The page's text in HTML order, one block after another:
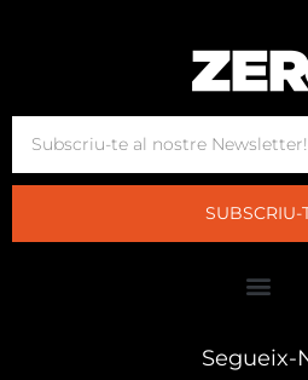
SUBSCRIU-
Segueix-